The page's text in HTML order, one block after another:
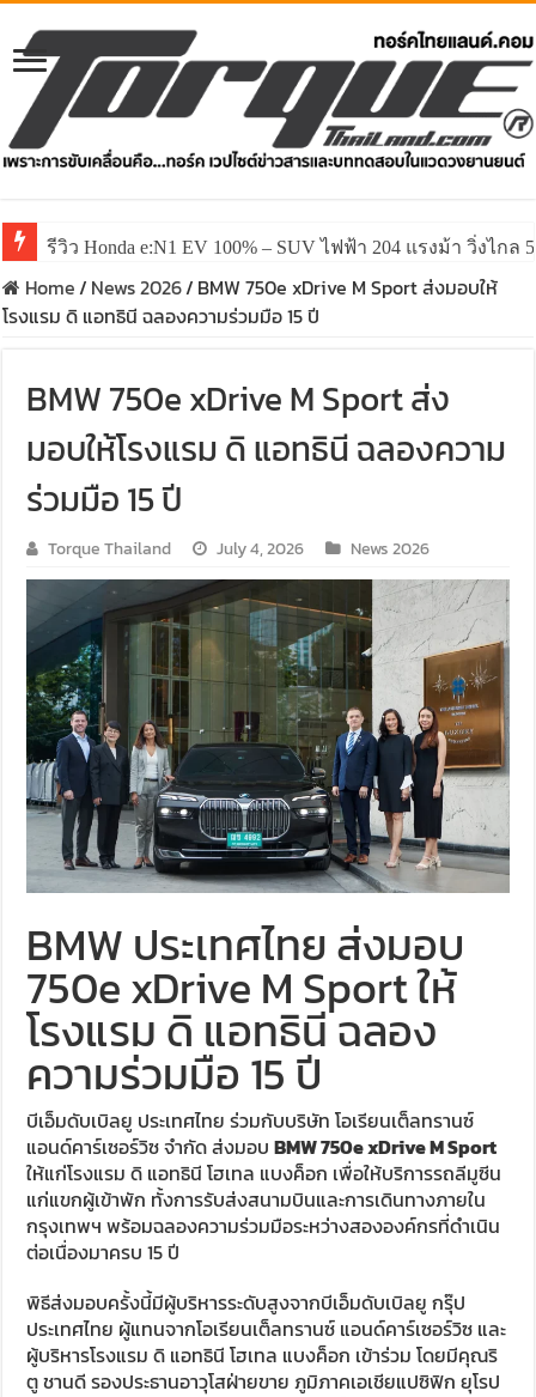
รีวิว Honda e:N1 EV 100% – SUV ไฟฟ้า 204 แรงม้า วิ่งไกล
Home/ News 2026/ BMW 750e xDrive M Sport ส่งมอบให้
โรงแรม ดิ แอทธินี ฉลองความร่วมมือ 15 ปี
BMW 750e xDrive M Sport ส่ง
มอบให้โรงแรม ดิ แอทธินี ฉลองความ
ร่วมมือ 15 ปี
Torque Thailand July 4, 2026 News 2026
BMW ประเทศไทย ส่งมอบ
750e xDrive M Sport ให้
โรงแรม ดิ แอทธินี ฉลอง
ความร่วมมือ 15 ปี
บีเอ็มดับเบิลยู ประเทศไทย ร่วมกับบริษัท โอเรียนเต็ลทรานซ์
แอนด์คาร์เซอร์วิซ จำกัด ส่งมอบBMW 750e xDrive M Sport
ให้แก่โรงแรม ดิ แอทธินี โฮเทล แบงค็อก เพื่อให้บริการรถลีมูซีน
แก่แขกผู้เข้าพัก ทั้งการรับส่งสนามบินและการเดินทางภายใน
กรุงเทพฯ พร้อมฉลองความร่วมมือระหว่างสององค์กรที่ดำเนิน
ต่อเนื่องมาครบ 15 ปี
พิธีส่งมอบครั้งนี้มีผู้บริหารระดับสูงจากบีเอ็มดับเบิลยู กรุ๊ป
ประเทศไทย ผู้แทนจากโอเรียนเต็ลทรานซ์ แอนด์คาร์เซอร์วิซ และ
ผู้บริหารโรงแรม ดิ แอทธินี โฮเทล แบงค็อก เข้าร่วม โดยมีคุณริ
ตู ชานดี รองประธานอาวุโสฝ่ายขาย ภูมิภาคเอเชียแปซิฟิก ยุโรป